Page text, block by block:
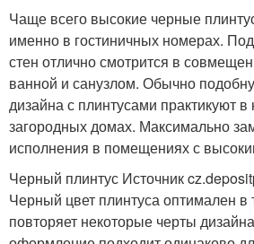
Чаще всего высокие черные
именно в гостиничных номерах.
стен отлично смотрится в
ванной и санузлом. Обычно
дизайна с плинтусами практикуют
загородных домах. Максимально
исполнения в помещениях с
Черный плинтус Источник
Черный цвет плинтуса оптимален в
повторяет некоторые черты